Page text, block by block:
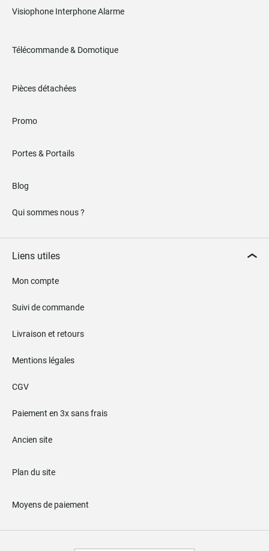
Visiophone Interphone Alarme
Télécommande & Domotique
Pièces détachées
Promo
Portes & Portails
Blog
Qui sommes nous ?
Liens utiles
Mon compte
Suivi de commande
Livraison et retours
Mentions légales
CGV
Paiement en 3x sans frais
Ancien site
Plan du site
Moyens de paiement